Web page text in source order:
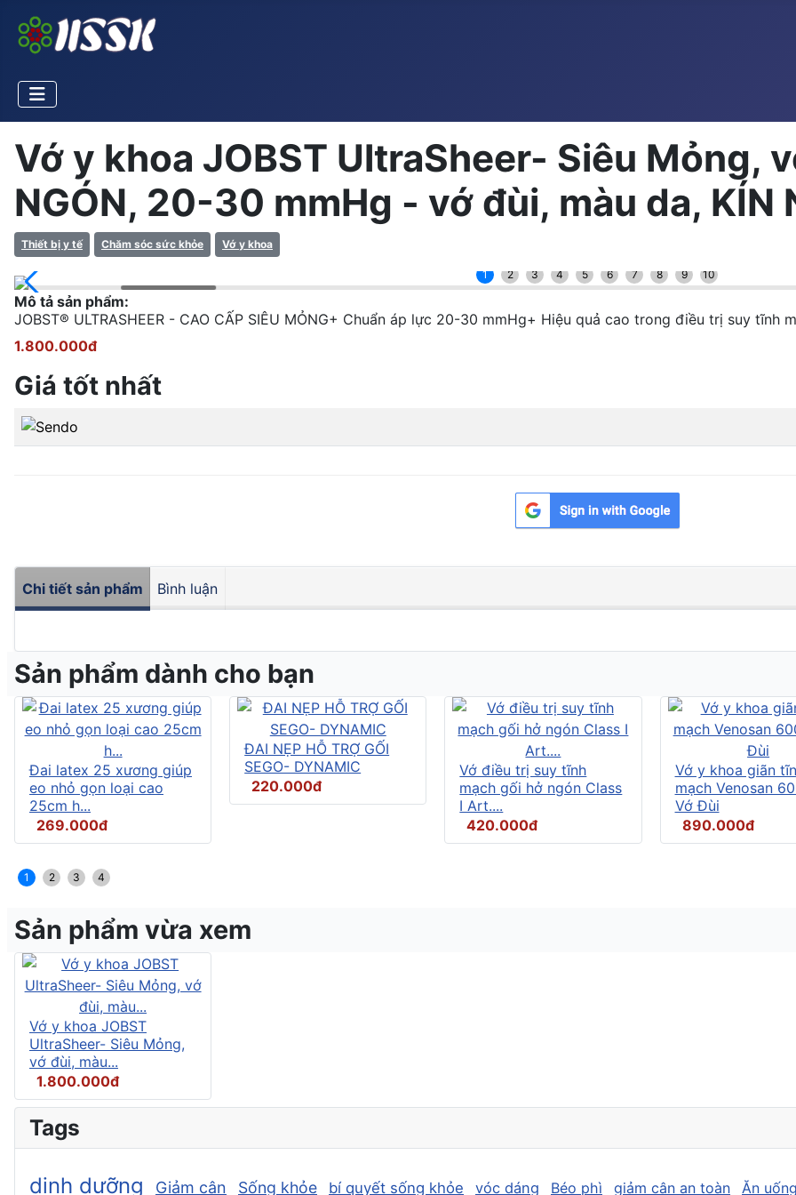
Vớ y khoa JOBST UltraSheer- Siêu Mỏng,
NGÓN, 20-30 mmHg - vớ đùi, màu da, KÍN
Thiết bị y tế Chăm sóc sức khỏe Vớ y khoa
1 2 3 4 5 6 7 8 9 10
Mô tả sản phẩm:
JOBST® ULTRASHEER - CAO CẤP SIÊU MỎNG+ Chuẩn áp lực 20-30 mmHg+ Hiệu quả cao trong điều trị suy tĩnh
1.800.000đ
Giá tốt nhất
Chi tiết sản phẩm Bình luận
Sản phẩm dành cho bạn
Đai latex 25 xương giúp
eo nhỏ gọn loại cao
25cm h...
269.000đ
ĐAI NẸP HỖ TRỢ GỐI
SEGO- DYNAMIC
220.000đ
Vớ điều trị suy tĩnh
mạch gối hở ngón Class
I Art....
420.000đ
Vớ y khoa giãn
mạch Venosan
Vớ Đùi
890.000đ
1 2 3 4
Sản phẩm vừa xem
Vớ y khoa JOBST
UltraSheer- Siêu Mỏng,
vớ đùi, màu...
1.800.000đ
Tags
dinh dưỡng Giảm cân Sống khỏe bí quyết sống khỏe vóc dáng Béo phì giảm cân an toàn Ăn